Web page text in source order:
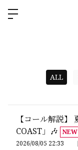
ALL
【コール解説】
COAST」🎶 NEW
2026/08/05 22:33